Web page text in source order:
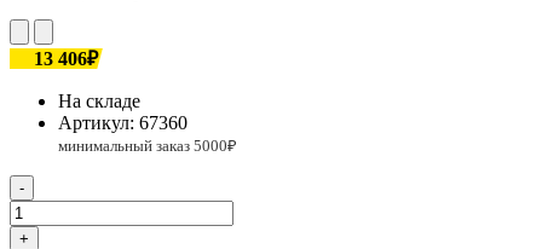
13 406₽
На складе
Артикул: 67360
-
+